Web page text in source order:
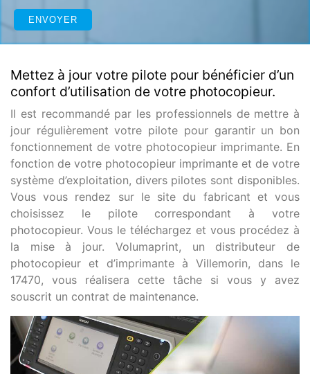
Mettez à jour votre pilote pour bénéficier d’un
confort d’utilisation de votre photocopieur.
Il est recommandé par les professionnels de mettre à
jour régulièrement votre pilote pour garantir un bon
fonctionnement de votre photocopieur imprimante. En
fonction de votre photocopieur imprimante et de votre
système d’exploitation, divers pilotes sont disponibles.
Vous vous rendez sur le site du fabricant et vous
choisissez le pilote correspondant à votre
photocopieur. Vous le téléchargez et vous procédez à
la mise à jour. Volumaprint, un distributeur de
photocopieur et d’imprimante à Villemorin, dans le
17470, vous réalisera cette tâche si vous y avez
souscrit un contrat de maintenance.